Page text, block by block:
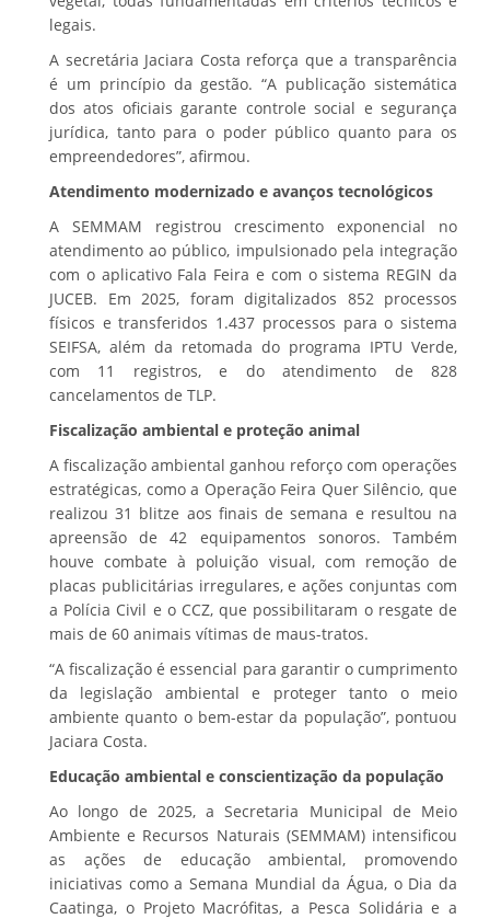
legais.
A secretária Jaciara Costa reforça que a transparência
é um princípio da gestão. “A publicação sistemática
dos atos oficiais garante controle social e segurança
jurídica, tanto para o poder público quanto para os
empreendedores”, afirmou.
Atendimento modernizado e avanços tecnológicos
A SEMMAM registrou crescimento exponencial no
atendimento ao público, impulsionado pela integração
com o aplicativo Fala Feira e com o sistema REGIN da
JUCEB. Em 2025, foram digitalizados 852 processos
físicos e transferidos 1.437 processos para o sistema
SEIFSA, além da retomada do programa IPTU Verde,
com 11 registros, e do atendimento de 828
cancelamentos de TLP.
Fiscalização ambiental e proteção animal
A fiscalização ambiental ganhou reforço com operações
estratégicas, como a Operação Feira Quer Silêncio, que
realizou 31 blitze aos finais de semana e resultou na
apreensão de 42 equipamentos sonoros. Também
houve combate à poluição visual, com remoção de
placas publicitárias irregulares, e ações conjuntas com
a Polícia Civil e o CCZ, que possibilitaram o resgate de
mais de 60 animais vítimas de maus-tratos.
“A fiscalização é essencial para garantir o cumprimento
da legislação ambiental e proteger tanto o meio
ambiente quanto o bem-estar da população”, pontuou
Jaciara Costa.
Educação ambiental e conscientização da população
Ao longo de 2025, a Secretaria Municipal de Meio
Ambiente e Recursos Naturais (SEMMAM) intensificou
as ações de educação ambiental, promovendo
iniciativas como a Semana Mundial da Água, o Dia da
Caatinga, o Projeto Macrófitas, a Pesca Solidária e a